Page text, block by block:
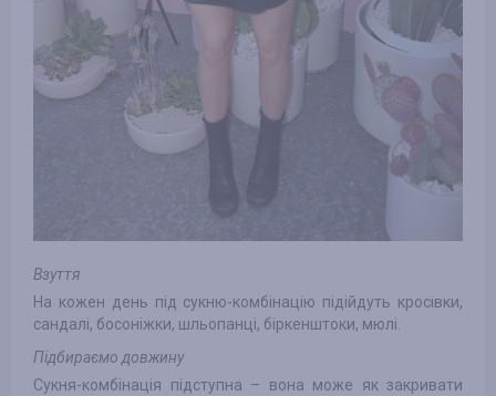
Взуття
На кожен день під сукню-комбінацію підійдуть кросівки,
сандалі, босоніжки, шльопанці, біркенштоки, мюлі.
Підбираємо довжину
Сукня-комбінація підступна – вона може як закривати